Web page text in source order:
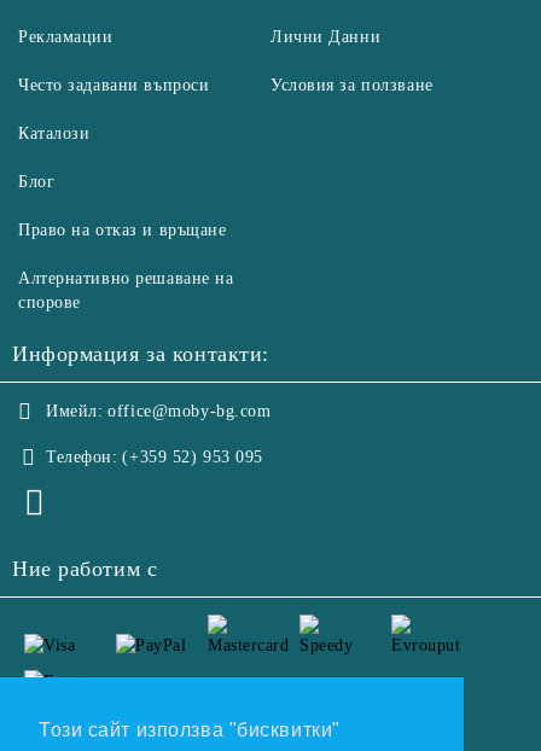
Този сайт използва "бисквитки"
Рекламации
Често задавани въпроси
Лични Данни
Условия за ползване
Каталози
Блог
Право на отказ и връщане
Алтернативно решаване на
спорове
Информация за контакти:
Имейл: office@moby-bg.com
Телефон: (+359 52) 953 095
Ние работим с